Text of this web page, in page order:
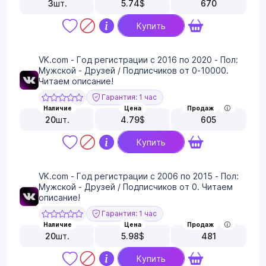
3шт. 5.74$ 670
Купить
VK.com - Год регистрации с 2016 по 2020 - Пол:
Мужской - Друзей / Подписчиков от 0-10000.
Читаем описание!
Гарантия: 1 час
Наличие
20шт.
Цена
4.79$
Продаж
605
Купить
VK.com - Год регистрации с 2006 по 2015 - Пол:
Мужской - Друзей / Подписчиков от 0. Читаем
описание!
Гарантия: 1 час
Наличие
20шт.
Цена
5.98$
Продаж
481
Купить